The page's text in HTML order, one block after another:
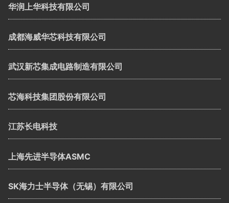
华润上华科技有限公司
成都海威华芯科技有限公司
武汉新芯集成电路制造有限公司
芯海科技集团股份有限公司
江苏长电科技
上海先进半导体ASMC
SK海力士半导体（无锡）有限公司